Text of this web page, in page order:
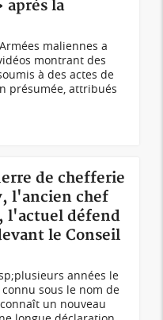
la
maliennes a
montrant des
à des actes de
présumée, attribués
de chefferie
l'ancien chef
l'actuel défend
le Conseil
années le
sous le nom de
un nouveau